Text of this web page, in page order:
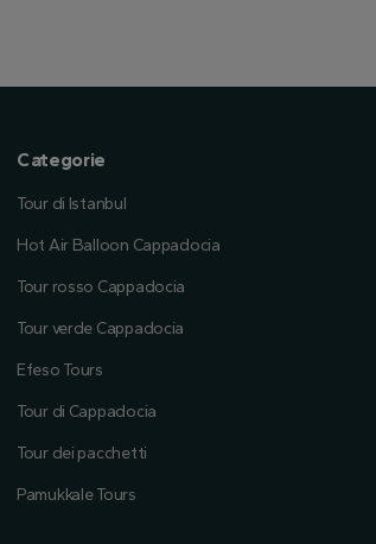
Categorie
Tour di Istanbul
Hot Air Balloon Cappadocia
Tour rosso Cappadocia
Tour verde Cappadocia
Efeso Tours
Tour di Cappadocia
Tour dei pacchetti
Pamukkale Tours